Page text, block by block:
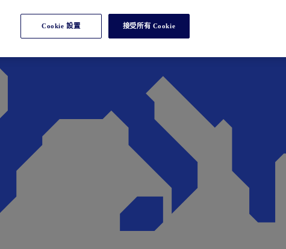
Cookie 設置 接受所有 Cookie